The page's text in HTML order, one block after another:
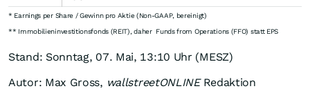
* Earnings per Share / Gewinn pro Aktie (Non-GAAP, bereinigt)
** Immobilieninvestitionsfonds (REIT), daher Funds from Operations (FFO) statt EPS
Stand: Sonntag, 07. Mai, 13:10 Uhr (MESZ)
Autor: Max Gross, wallstreetONLINERedaktion